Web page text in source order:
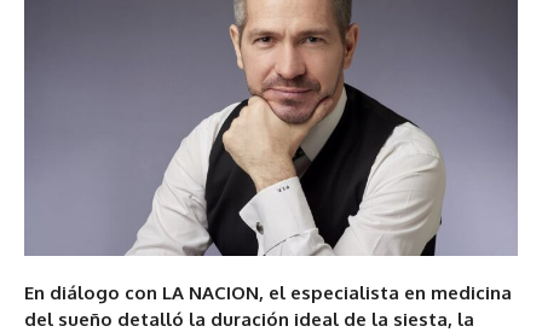
En diálogo con LA NACION, el especialista en medicina
del sueño detalló la duración ideal de la siesta, la